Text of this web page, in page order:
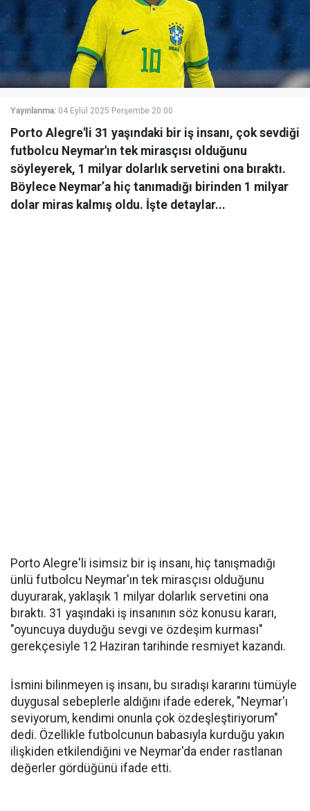
Yayınlanma: 04 Eylül 2025 Perşembe 20:00
Porto Alegre'li 31 yaşındaki bir iş insanı, çok sevdiği
futbolcu Neymar'ın tek mirasçısı olduğunu
söyleyerek, 1 milyar dolarlık servetini ona bıraktı.
Böylece Neymar’a hiç tanımadığı birinden 1 milyar
dolar miras kalmış oldu. İşte detaylar...
Porto Alegre'li isimsiz bir iş insanı, hiç tanışmadığı
ünlü futbolcu Neymar'ın tek mirasçısı olduğunu
duyurarak, yaklaşık 1 milyar dolarlık servetini ona
bıraktı. 31 yaşındaki iş insanının söz konusu kararı,
"oyuncuya duyduğu sevgi ve özdeşim kurması"
gerekçesiyle 12 Haziran tarihinde resmiyet kazandı.
İsmini bilinmeyen iş insanı, bu sıradışı kararını tümüyle
duygusal sebeplerle aldığını ifade ederek, "Neymar'ı
seviyorum, kendimi onunla çok özdeşleştiriyorum"
dedi. Özellikle futbolcunun babasıyla kurduğu yakın
ilişkiden etkilendiğini ve Neymar'da ender rastlanan
değerler gördüğünü ifade etti.